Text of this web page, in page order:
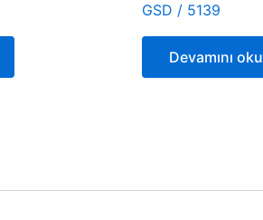
GSD / 5139
Devamını oku